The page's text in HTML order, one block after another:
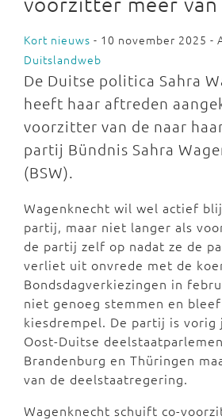
Kort nieuws - 10 november 2025 -
Duitslandweb
De Duitse politica Sahra
heeft haar aftreden
voorzitter van de naar
partij Bündnis Sahra
(BSW).
Wagenknecht wil wel actief
partij, maar niet langer als
de partij zelf op nadat ze de
verliet uit onvrede met de
Bondsdagverkiezingen in
niet genoeg stemmen en
kiesdrempel. De partij is vorig
Oost-Duitse
Brandenburg en Thüringen
van de deelstaatregering.
Wagenknecht schuift co-